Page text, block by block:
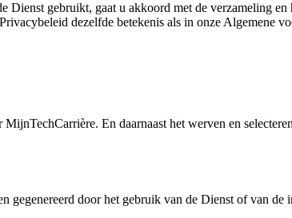
Dienst gebruikt, gaat u akkoord met de verzameling
dezelfde betekenis als in onze Algemene
MijnTechCarrière. En daarnaast het werven en
gegenereerd door het gebruik van de Dienst of van